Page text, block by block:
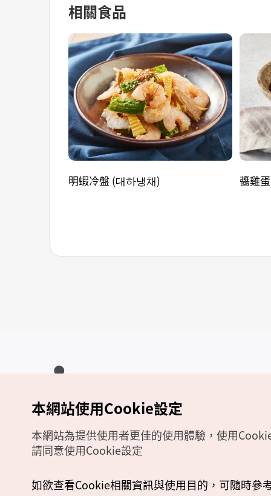
相關食品
明蝦冷盤 (대하냉채) 醬雞
Copyrights (c) 韓國觀光公社版權所有
如有相關疑問或建議，歡迎來信至官方信箱
本網站使用Cookie設定
本網站為提供使用者更佳的使用體驗，使用
請同意使用Cookie設定
如欲查看Cookie相關資訊與使用目的，可隨時參